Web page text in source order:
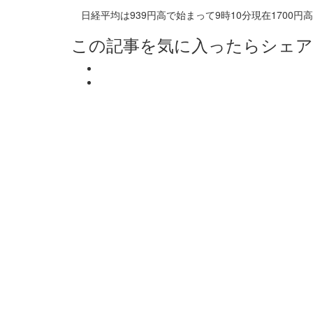
日経平均は939円高で始まって9時10分現在1700円
この記事を気に入ったらシェ